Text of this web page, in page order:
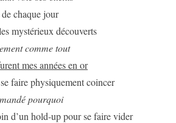
chaque jour
mystérieux découverts
comme tout
mes années en or
faire physiquement coincer
pourquoi
d’un hold-up pour se faire vider